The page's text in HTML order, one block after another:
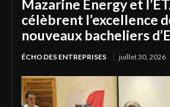
Mazarine Energy et
célèbrent l’excellence
nouveaux bacheliers
ÉCHO DES ENTREPRISES juillet 30, 2026